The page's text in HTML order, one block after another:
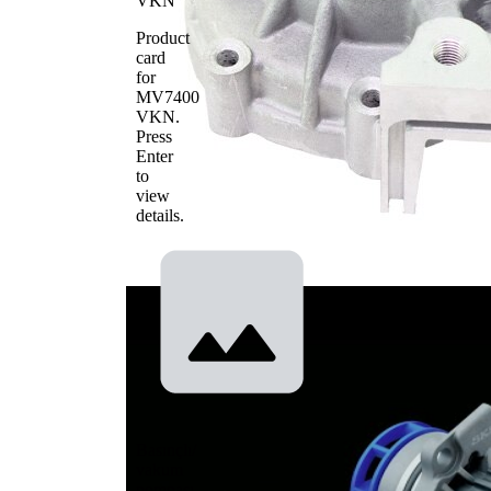
Product
card
for
MV7400
VKN.
Press
Enter
to
view
details.